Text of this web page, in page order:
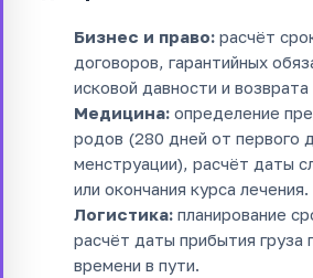
Бизнес и право: расчёт
договоров, гарантийных
исковой давности и
Медицина: определение
родов (280 дней от первого
менструации), расчёт даты
или окончания курса лечения.
Логистика: планирование
расчёт даты прибытия груза
времени в пути.